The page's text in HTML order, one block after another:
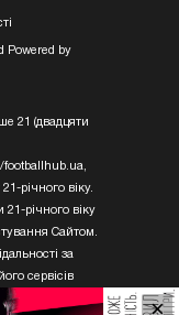
Powered by
21 (двадцяти
footballhub.ua,
річного віку.
21-річного віку
Сайтом.
за
сервісів
віку.
×